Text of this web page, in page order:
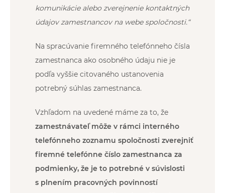
komunikácie alebo zverejnenie kontaktných
údajov zamestnancov na webe spoločnosti.“
Na spracúvanie firemného telefónneho čísla
zamestnanca ako osobného údaju nie je
podľa vyššie citovaného ustanovenia
potrebný súhlas zamestnanca.
Vzhľadom na uvedené máme za to, že
zamestnávateľ môže v rámci interného
telefónneho zoznamu spoločnosti zverejniť
firemné telefónne číslo zamestnanca za
podmienky, že je to potrebné v súvislosti
s plnením pracovných povinností